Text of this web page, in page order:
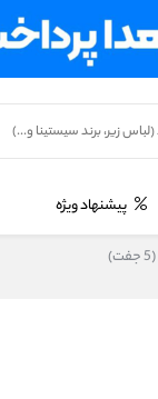
پیشنهاد ویژه